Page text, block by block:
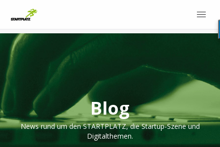
Blog
News rund um den STARTPLATZ, die Startup-Szene und
Digitalthemen.